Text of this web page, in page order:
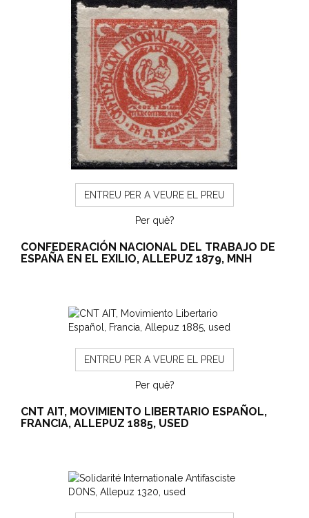
ENTREU PER A VEURE EL PREU
Per què?
CONFEDERACIÓN NACIONAL DEL TRABAJO DE
ESPAÑA EN EL EXILIO, ALLEPUZ 1879, MNH
ENTREU PER A VEURE EL PREU
Per què?
CNT AIT, MOVIMIENTO LIBERTARIO ESPAÑOL,
FRANCIA, ALLEPUZ 1885, USED